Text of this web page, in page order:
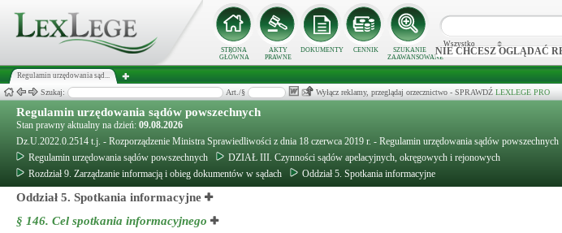
STRONA
GŁÓWNA
AKTY
PRAWNE
DOKUMENTY CENNIK
SZUKANIE
ZAAWANSOWANE
Wszystko
NIE CHCESZ OGLĄDAĆ
Regulamin urzędowania sąd...
Szukaj: Art./§ Wyłącz reklamy, przeglądaj orzecznictwo - SPRAWDŹ LEXLEGE PRO
Regulamin urzędowania sądów powszechnych
Stan prawny aktualny na dzień: 09.08.2026
Dz.U.2022.0.2514 t.j. - Rozporządzenie Ministra Sprawiedliwości z dnia 18 czerwca 2019 r. - Regulamin urzędowania sądów powszechnych
Regulamin urzędowania sądów powszechnych
DZIAŁ III. Czynności sądów apelacyjnych, okręgowych i rejonowych
Rozdział 9. Zarządzanie informacją i obieg dokumentów w sądach
Oddział 5. Spotkania informacyjne
Oddział 5. Spotkania informacyjne
§ 146. Cel spotkania informacyjnego